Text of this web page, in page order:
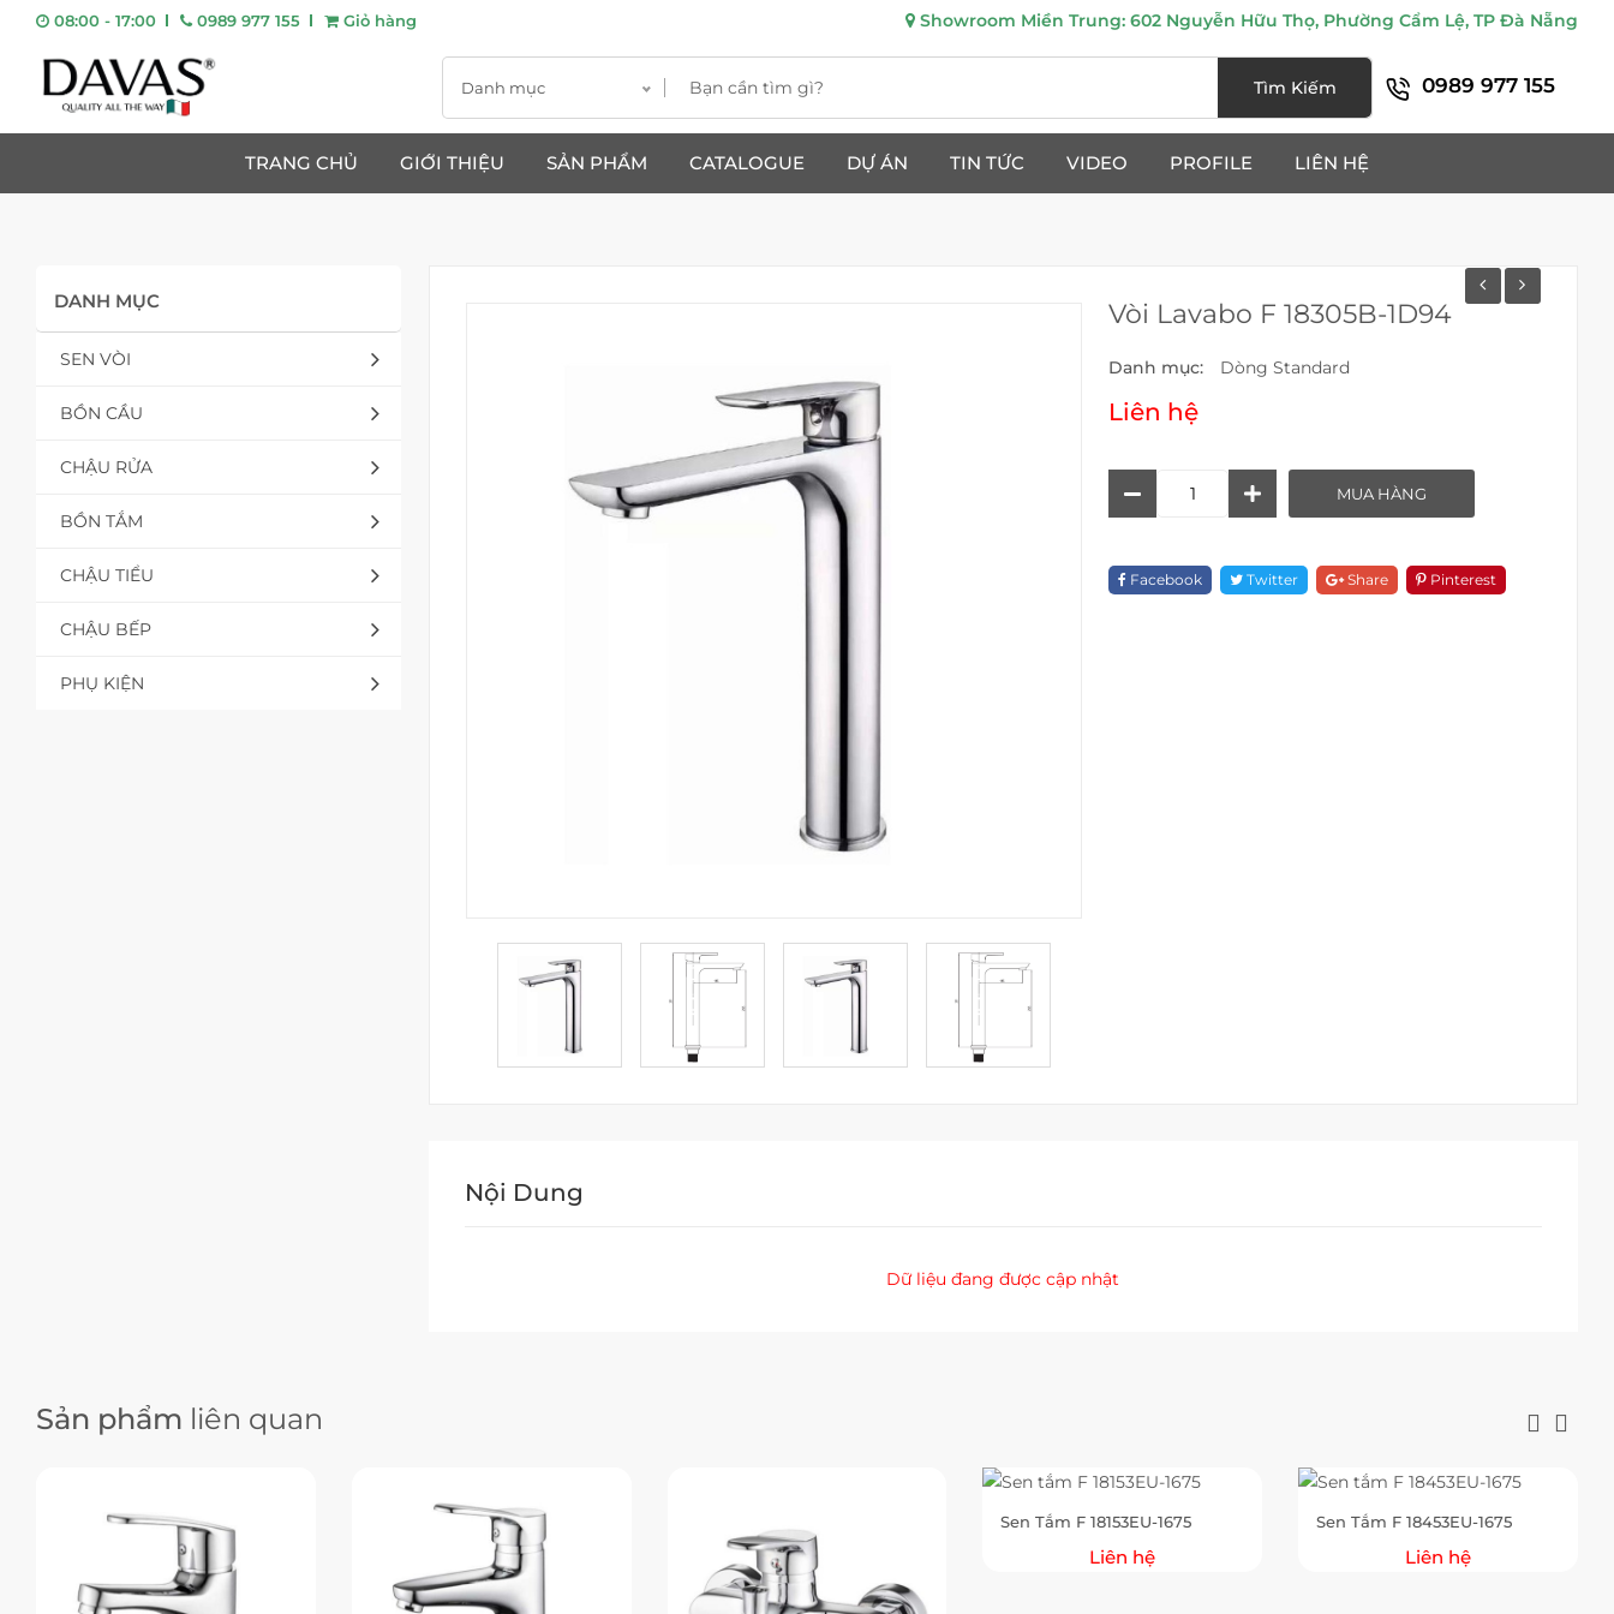
08:00 - 17:00 0989 977 155 Giỏ hàng Showroom Miền Trung: 602 Nguyễn Hữu Thọ, Phường Cẩm Lệ, TP Đà Nẵng
Danh mục Tìm Kiếm 0989 977 155
TRANG CHỦ GIỚI THIỆU SẢN PHẨM CATALOGUE DỰ ÁN TIN TỨC VIDEO PROFILE LIÊN HỆ
DANH MỤC
SEN VÒI
BỒN CẦU
CHẬU RỬA
BỒN TẮM
CHẬU TIỂU
CHẬU BẾP
PHỤ KIỆN
Vòi Lavabo F 18305B-1D94
Danh mục: Dòng Standard
Liên hệ
18305B-
1D94
MUA HÀNG
Facebook Twitter Share Pinterest
Nội Dung
Dữ liệu đang được cập nhật
Sản phẩm liên quan
Sen Tắm F 18153EU-1675
Liên hệ
Sen Tắm F 18453EU-1675
Liên hệ